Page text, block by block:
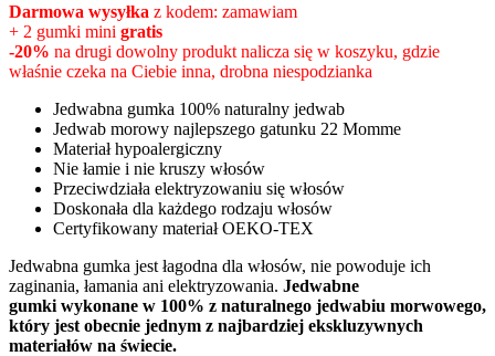
wynosiła:
149,99zł.
wynosi:
79,99zł.
Darmowa wysyłka z kodem: zamawiam
+ 2 gumki mini gratis
-20% na drugi dowolny produkt nalicza się w koszyku, gdzie
właśnie czeka na Ciebie inna, drobna niespodzianka
Jedwabna gumka 100% naturalny jedwab
Jedwab morowy najlepszego gatunku 22 Momme
Materiał hypoalergiczny
Nie łamie i nie kruszy włosów
Przeciwdziała elektryzowaniu się włosów
Doskonała dla każdego rodzaju włosów
Certyfikowany materiał OEKO-TEX
Jedwabna gumka jest łagodna dla włosów, nie powoduje ich
zaginania, łamania ani elektryzowania. Jedwabne
gumki wykonane w 100% z naturalnego jedwabiu morwowego,
który jest obecnie jednym z najbardziej ekskluzywnych
materiałów na świecie.